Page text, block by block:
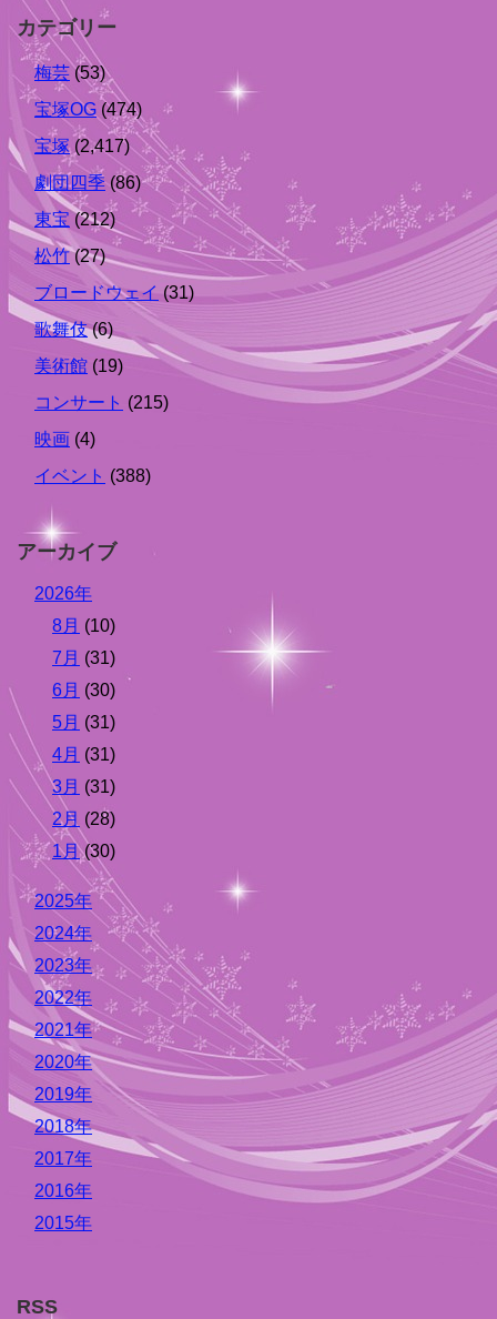
カテゴリー
梅芸(53)
宝塚OG (474)
宝塚(2,417)
劇団四季(86)
東宝 (212)
松竹(27)
ブロードウェイ (31)
歌舞伎(6)
美術館 (19)
コンサート (215)
映画 (4)
イベント (388)
アーカイブ
2026年
8月 (10)
7月 (31)
6月 (30)
5月 (31)
4月 (31)
3月 (31)
2月 (28)
1月(30)
2025年
2024年
2023年
2022年
2021年
2020年
2019年
2018年
2017年
2016年
2015年
RSS